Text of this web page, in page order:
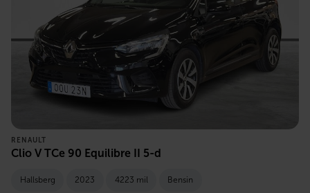
RENAULT
Clio V TCe 90 Equilibre II 5-d
Hallsberg 2023 4223 mil Bensin